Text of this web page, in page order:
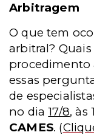
Arbitragem
O que tem
arbitral?
procedimento
essas
de
no dia17/8, às
CAMES. (